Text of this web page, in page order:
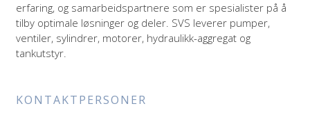
erfaring, og samarbeidspartnere som er spesialister på å
tilby optimale løsninger og deler. SVS leverer pumper,
ventiler, sylindrer, motorer, hydraulikk-aggregat og
tankutstyr.
KONTAKT­PERSONER